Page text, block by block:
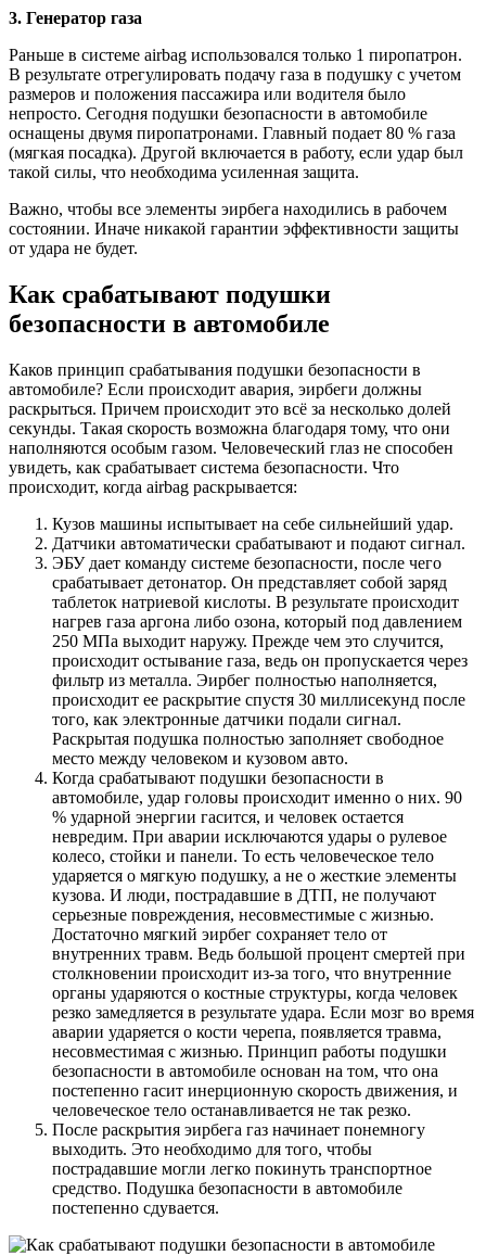
3. Генератор газа
Раньше в системе аirbag использовался только 1 пиропатрон.
В результате отрегулировать подачу газа в подушку с учетом
размеров и положения пассажира или водителя было
непросто. Сегодня подушки безопасности в автомобиле
оснащены двумя пиропатронами. Главный подает 80 % газа
(мягкая посадка). Другой включается в работу, если удар был
такой силы, что необходима усиленная защита.
Важно, чтобы все элементы эирбега находились в рабочем
состоянии. Иначе никакой гарантии эффективности защиты
от удара не будет.
Как срабатывают подушки
безопасности в автомобиле
Каков принцип срабатывания подушки безопасности в
автомобиле? Если происходит авария, эирбеги должны
раскрыться. Причем происходит это всё за несколько долей
секунды. Такая скорость возможна благодаря тому, что они
наполняются особым газом. Человеческий глаз не способен
увидеть, как срабатывает система безопасности. Что
происходит, когда airbag раскрывается:
Кузов машины испытывает на себе сильнейший удар.
Датчики автоматически срабатывают и подают сигнал.
ЭБУ дает команду системе безопасности, после чего
срабатывает детонатор. Он представляет собой заряд
таблеток натриевой кислоты. В результате происходит
нагрев газа аргона либо озона, который под давлением
250 МПа выходит наружу. Прежде чем это случится,
происходит остывание газа, ведь он пропускается через
фильтр из металла. Эирбег полностью наполняется,
происходит ее раскрытие спустя 30 миллисекунд после
того, как электронные датчики подали сигнал.
Раскрытая подушка полностью заполняет свободное
место между человеком и кузовом авто.
Когда срабатывают подушки безопасности в
автомобиле, удар головы происходит именно о них. 90
% ударной энергии гасится, и человек остается
невредим. При аварии исключаются удары о рулевое
колесо, стойки и панели. То есть человеческое тело
ударяется о мягкую подушку, а не о жесткие элементы
кузова. И люди, пострадавшие в ДТП, не получают
серьезные повреждения, несовместимые с жизнью.
Достаточно мягкий эирбег сохраняет тело от
внутренних травм. Ведь большой процент смертей при
столкновении происходит из-за того, что внутренние
органы ударяются о костные структуры, когда человек
резко замедляется в результате удара. Если мозг во время
аварии ударяется о кости черепа, появляется травма,
несовместимая с жизнью. Принцип работы подушки
безопасности в автомобиле основан на том, что она
постепенно гасит инерционную скорость движения, и
человеческое тело останавливается не так резко.
После раскрытия эирбега газ начинает понемногу
выходить. Это необходимо для того, чтобы
пострадавшие могли легко покинуть транспортное
средство. Подушка безопасности в автомобиле
постепенно сдувается.